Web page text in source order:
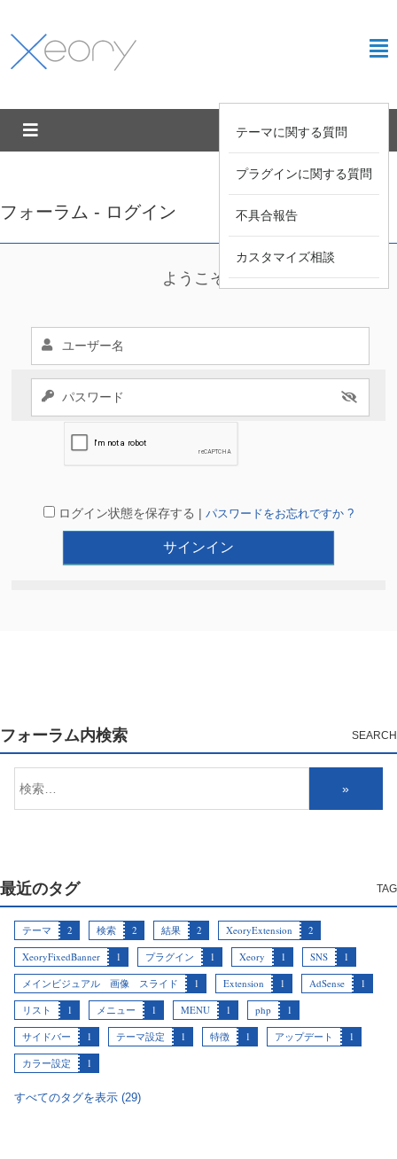
テーマに関する質問
プラグインに関する質問
不具合報告
カスタマイズ相談
フォーラム - ログイン
ようこそ !
ログイン状態を保存する | パスワードをお忘れですか ?
フォーラム内検索
最近のタグ
テーマ 2 検索 2 結果 2 XeoryExtension
2
XeoryFixedBanner
1 プラグイン 1 Xeory 1 SNS
1
メインビジュアル 画像 スライド
1 Extension 1 AdSense
1
リスト
1 メニュー 1 MENU 1 php
1
サイドバー
1 テーマ設定 1 特徴 1 アップデート
1
カラー設定
1
すべてのタグを表示 (29)